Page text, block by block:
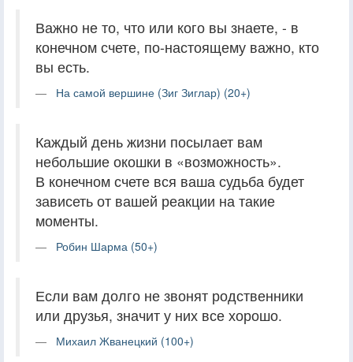
Важно не то, что или кого вы знаете, - в
конечном счете, по-настоящему важно, кто
вы есть.
На самой вершине (Зиг Зиглар) (20+)
Каждый день жизни посылает вам
небольшие окошки в «возможность».
В конечном счете вся ваша судьба будет
зависеть от вашей реакции на такие
моменты.
Робин Шарма (50+)
Если вам долго не звонят родственники
или друзья, значит у них все хорошо.
Михаил Жванецкий (100+)